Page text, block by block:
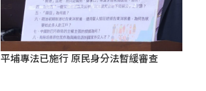
平埔專法已施行 原民身分法暫緩審查